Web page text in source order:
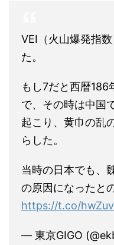
VEI（火山爆発指
た。
もし7だと西暦186
で、その時は中国
起こり、黄巾の乱
らした。
当時の日本でも、
の原因になったと
https://t.co/
— 東京GIGO